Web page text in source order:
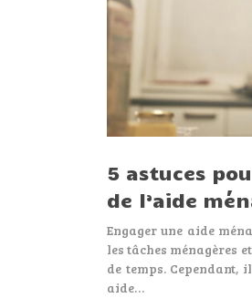
5 astuces
de l’aide
Engager une aide
les tâches ménagères
de temps.
aide…